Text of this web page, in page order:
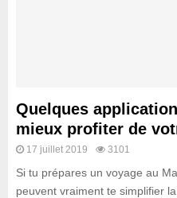
Quelques
mieux profiter de
17 juillet 2019 3101
Si tu prépares un voyage au
peuvent vraiment te simplifier